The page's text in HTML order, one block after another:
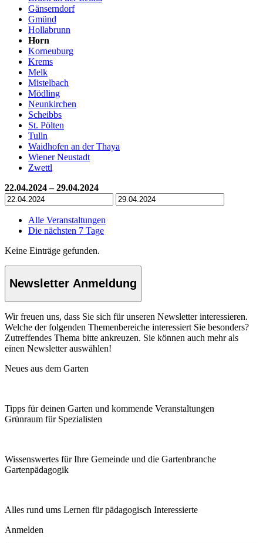
Gänserndorf
Gmünd
Hollabrunn
Horn
Korneuburg
Krems
Melk
Mistelbach
Mödling
Neunkirchen
Scheibbs
St. Pölten
Tulln
Waidhofen an der Thaya
Wiener Neustadt
Zwettl
22.04.2024 – 29.04.2024
Alle Veranstaltungen
Die nächsten 7 Tage
Keine Einträge gefunden.
Newsletter Anmeldung
Wir freuen uns, dass Sie sich für unseren Newsletter interessieren.
Welche der folgenden Themenbereiche interessiert Sie besonders?
Zutreffendes Thema bitte ankreuzen. Sie können auch mehr als
einen Newsletter auswählen!
Neues aus dem Garten
Tipps für deinen Garten und kommende Veranstaltungen
Grünraum für Spezialisten
Wissenswertes für Ihre Gemeinde und die Gartenbranche
Garten­pädagogik
Alles rund ums Lernen für pädagogisch Interessierte
Anmelden